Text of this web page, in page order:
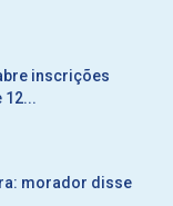
inscrições
12...
morador disse